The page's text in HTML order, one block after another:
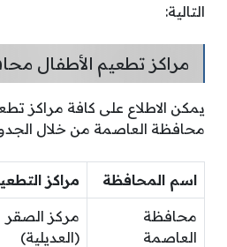
التالية:
مراكز تطعيم الأطفال
يمكن الاطلاع على كافة مراكز
محافظة العاصمة من خلال
اسم المحافظة مراكز
محافظة
العاصمة
مركز الصقر
(العديلية)